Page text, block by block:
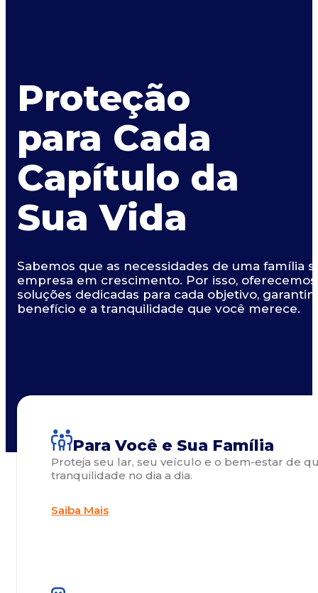
Proteção
para Cada
Capítulo da
Sua Vida
Sabemos que as necessidades de uma família
empresa em crescimento. Por isso,
soluções dedicadas para cada objetivo,
benefício e a tranquilidade que você merece.
Para Você e Sua Família
Proteja seu lar, seu veículo e o bem-estar de
tranquilidade no dia a dia.
Saiba Mais